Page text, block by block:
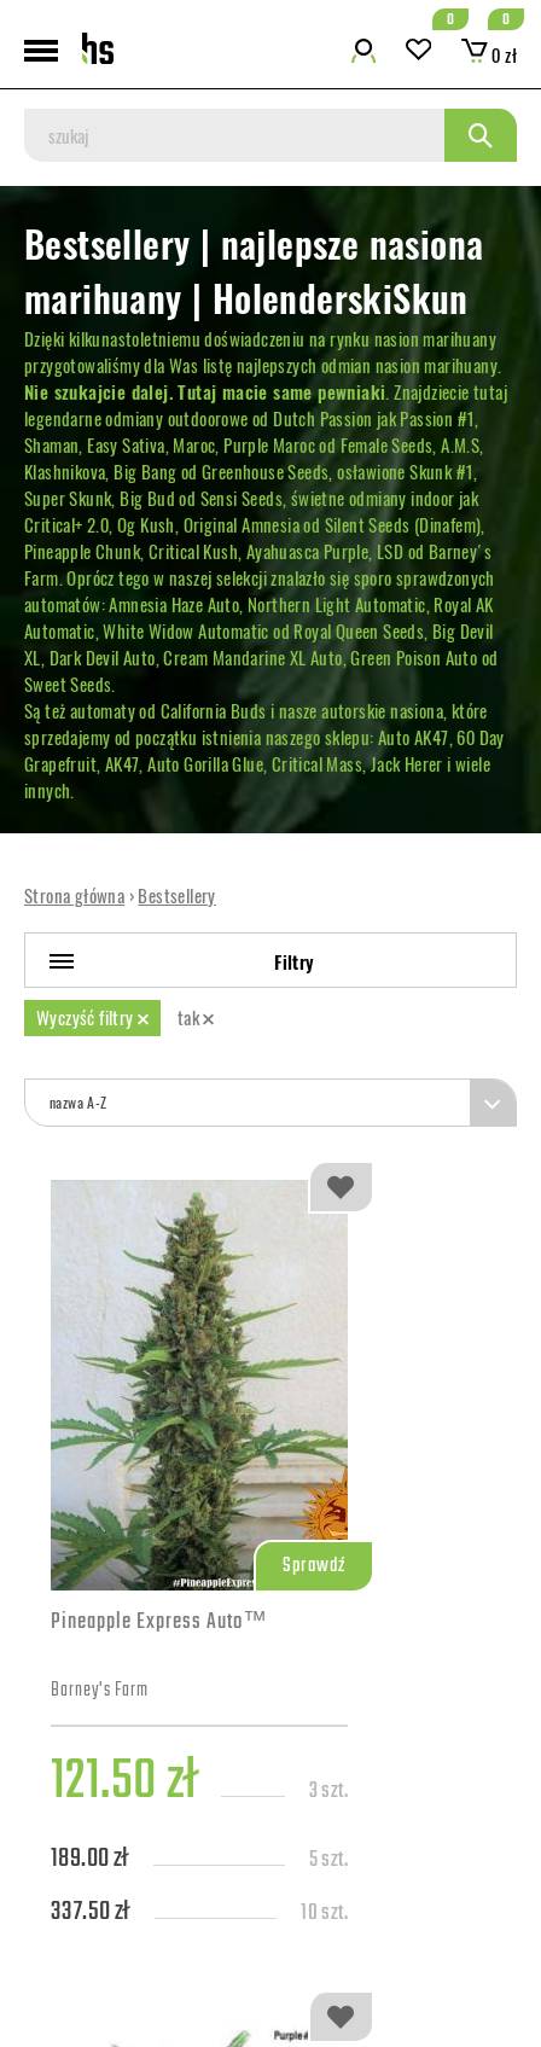
0
0 zł
0
Bestsellery | najlepsze nasiona
marihuany | HolenderskiSkun
Dzięki kilkunastoletniemu doświadczeniu na rynku nasion marihuany
przygotowaliśmy dla Was listę najlepszych odmian nasion marihuany.
Nie szukajcie dalej. Tutaj macie same pewniaki. Znajdziecie tutaj
legendarne odmiany outdoorowe od Dutch Passion jak Passion #1,
Shaman, Easy Sativa, Maroc, Purple Maroc od Female Seeds, A.M.S,
Klashnikova, Big Bang od Greenhouse Seeds, osławione Skunk #1,
Super Skunk, Big Bud od Sensi Seeds, świetne odmiany indoor jak
Critical+ 2.0, Og Kush, Original Amnesia od Silent Seeds (Dinafem),
Pineapple Chunk, Critical Kush, Ayahuasca Purple, LSD od Barney's
Farm. Oprócz tego w naszej selekcji znalazło się sporo sprawdzonych
automatów: Amnesia Haze Auto, Northern Light Automatic, Royal AK
Automatic, White Widow Automatic od Royal Queen Seeds, Big Devil
XL, Dark Devil Auto, Cream Mandarine XL Auto, Green Poison Auto od
Sweet Seeds.
Są też automaty od California Buds i nasze autorskie nasiona, które
sprzedajemy od początku istnienia naszego sklepu: Auto AK47, 60 Day
Grapefruit, AK47, Auto Gorilla Glue, Critical Mass, Jack Herer i wiele
innych.
Strona główna ›Bestsellery
Filtry
Wyczyść filtry tak
nazwa A-Z
Sprawdź
Pineapple Express Auto™
Barney's Farm
121.50 zł 3 szt.
189.00 zł 5 szt.
337.50 zł 10 szt.